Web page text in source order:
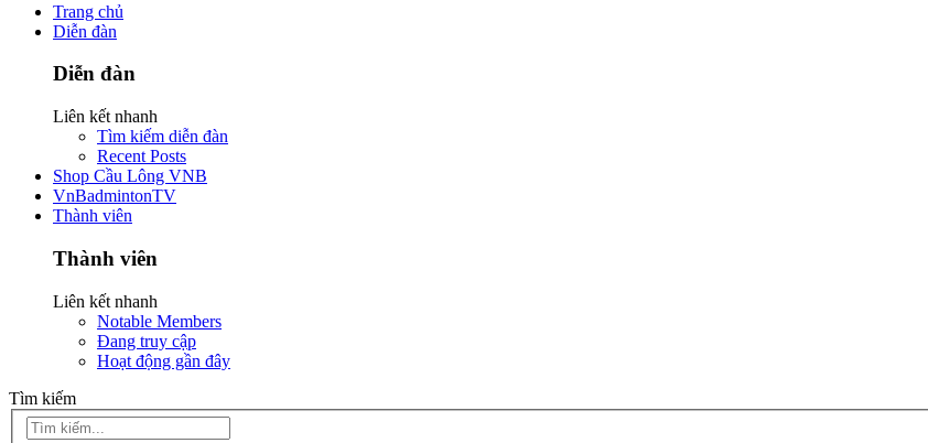
Trang chủ
Diễn đàn
Diễn đàn
Liên kết nhanh
Tìm kiếm diễn đàn
Recent Posts
Shop Cầu Lông VNB
VnBadmintonTV
Thành viên
Thành viên
Liên kết nhanh
Notable Members
Đang truy cập
Hoạt động gần đây
Tìm kiếm